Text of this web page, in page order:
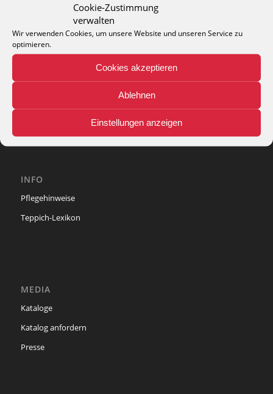
Cookie-Zustimmung
verwalten
Wir verwenden Cookies, um unsere Website und unseren Service zu
optimieren.
Cookies akzeptieren
Ablehnen
Einstellungen anzeigen
THEO KELLER GMBH
phone: + 49 (2327) 3083 - 20
e-mail:info@theko-collection.com
INFO
Pflegehinweise
Teppich-Lexikon
MEDIA
Kataloge
Katalog anfordern
Presse